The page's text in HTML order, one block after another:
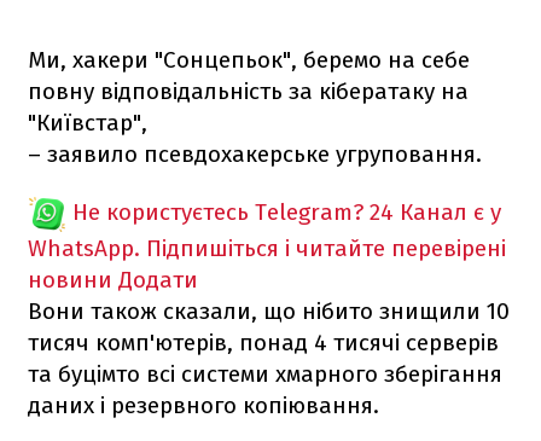
Ми, хакери "Сонцепьок", беремо на себе
повну відповідальність за кібератаку на
"Київстар",
– заявило псевдохакерське угруповання.
Не користуєтесь Telegram? 24 Канал є у
WhatsApp. Підпишіться і читайте перевірені
новини Додати
Вони також сказали, що нібито знищили 10
тисяч комп'ютерів, понад 4 тисячі серверів
та буцімто всі системи хмарного зберігання
даних і резервного копіювання.